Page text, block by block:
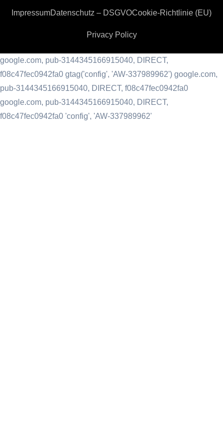
ImpressumDatenschutz – DSGVOCookie-Richtlinie (EU)
Privacy Policy
google.com, pub-3144345166915040, DIRECT,
f08c47fec0942fa0 gtag('config', 'AW-337989962') google.com,
pub-3144345166915040, DIRECT, f08c47fec0942fa0
google.com, pub-3144345166915040, DIRECT,
f08c47fec0942fa0 'config', 'AW-337989962'